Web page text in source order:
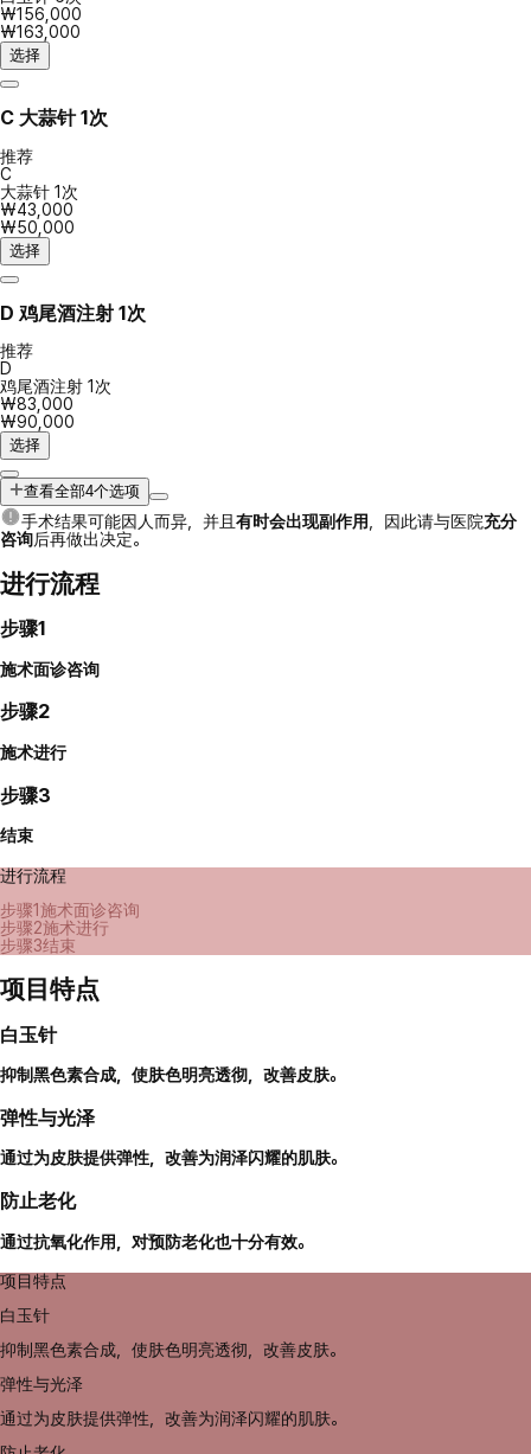
₩156,000
₩163,000
选择
C 大蒜针 1次
推荐
C
大蒜针 1次
₩43,000
₩50,000
选择
D 鸡尾酒注射 1次
推荐
D
鸡尾酒注射 1次
₩83,000
₩90,000
选择
查看全部4个选项
手术结果可能因人而异，并且 有时会出现副作用，因此请与医院充分
咨询后再做出决定。
进行流程
步骤1
施术面诊咨询
步骤2
施术进行
步骤3
结束
进行流程
步骤1施术面诊咨询
步骤2施术进行
步骤3结束
项目特点
白玉针
抑制黑色素合成，使肤色明亮透彻，改善皮肤。
弹性与光泽
通过为皮肤提供弹性，改善为润泽闪耀的肌肤。
防止老化
通过抗氧化作用，对预防老化也十分有效。
项目特点
白玉针
抑制黑色素合成，使肤色明亮透彻，改善皮肤。
弹性与光泽
通过为皮肤提供弹性，改善为润泽闪耀的肌肤。